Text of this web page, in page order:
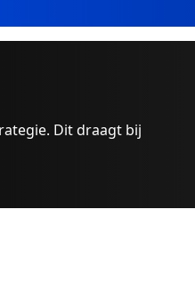
Dit draagt bij